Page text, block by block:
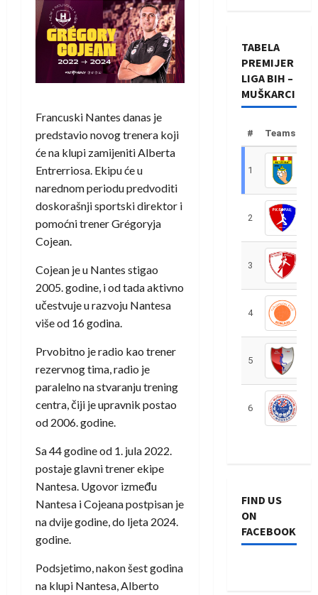
Francuski Nantes danas je
predstavio novog trenera koji
će na klupi zamijeniti Alberta
Entrerriosa. Ekipu će u
narednom periodu predvoditi
doskorašnji sportski direktor i
pomoćni trener Grégoryja
Cojean.
Cojean je u Nantes stigao
2005. godine, i od tada aktivno
učestvuje u razvoju Nantesa
više od 16 godina.
Prvobitno je radio kao trener
rezervnog tima, radio je
paralelno na stvaranju trening
centra, čiji je upravnik postao
od 2006. godine.
Sa 44 godine od 1. jula 2022.
postaje glavni trener ekipe
Nantesa. Ugovor između
Nantesa i Cojeana postpisan je
na dvije godine, do ljeta 2024.
godine.
Podsjetimo, nakon šest godina
na klupi Nantesa, Alberto
TABELA
PREMIJER
LIGA BIH –
MUŠKARCI
# Teams
1
2
3
4
5
6
FIND US
ON
FACEBOOK